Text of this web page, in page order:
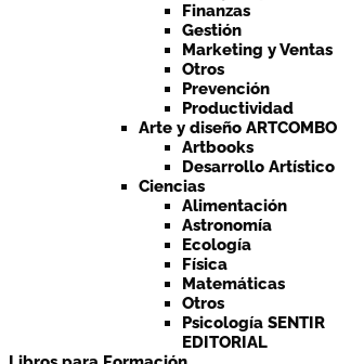
Finanzas
Gestión
Marketing y Ventas
Otros
Prevención
Productividad
Arte y diseño ARTCOMBO
Artbooks
Desarrollo Artístico
Ciencias
Alimentación
Astronomía
Ecología
Física
Matemáticas
Otros
Psicología SENTIR
EDITORIAL